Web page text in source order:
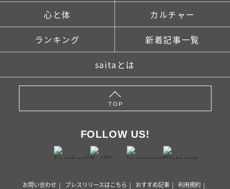
心と体 カルチャー
ランキング 新着記事一覧
saitaとは
TOP
FOLLOW US!
お問い合わせ プレスリリースはこちら おすすめ記事 利用規約